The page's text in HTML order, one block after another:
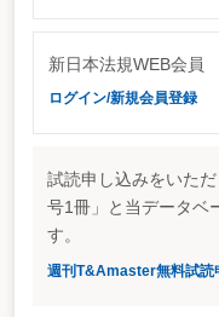
新日本法規WEB会員
ログイン/新規会員登録
試読申し込みをいた
号1冊」と当データベ
す。
週刊T&Amaster無料試読